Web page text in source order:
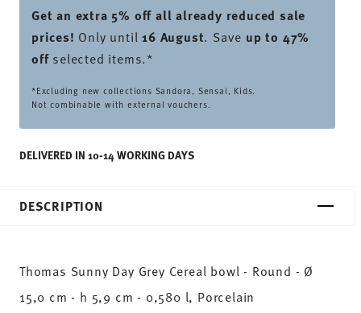
Get an extra 5% off all already reduced sale
prices! Only until16 August. Save up to 47%
offselected items.*
*Excluding new collections Sandora, Sensai, Kids.
Not combinable with external vouchers.
DELIVERED IN 10-14 WORKING DAYS
DESCRIPTION
Thomas Sunny Day Grey Cereal bowl - Round - Ø
15,0 cm - h 5,9 cm - 0,580 l, Porcelain